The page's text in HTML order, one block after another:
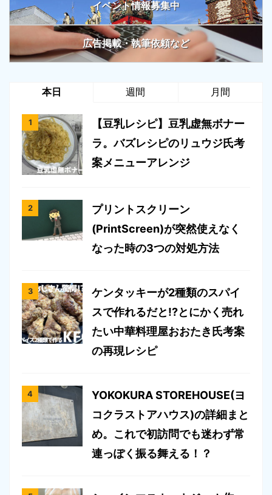
イベント情報募集中
広告掲載・執筆依頼など
本日 週間 月間
【豆乳レシピ】豆乳虚無ボナー
ラ。バズレシピのリュウジ氏考
案メニューアレンジ
プリントスクリーン
(PrintScreen)が突然使えなく
なった時の3つの対処方法
ケンタッキーが2種類のスパイ
スで作れるだと!?とにかく売れ
たい中華料理屋おおたき氏考案
の再現レシピ
YOKOKURA STOREHOUSE(ヨ
コクラストアハウス)の詳細まと
め。これで初訪問でも迷わず常
連っぽく振る舞える！？